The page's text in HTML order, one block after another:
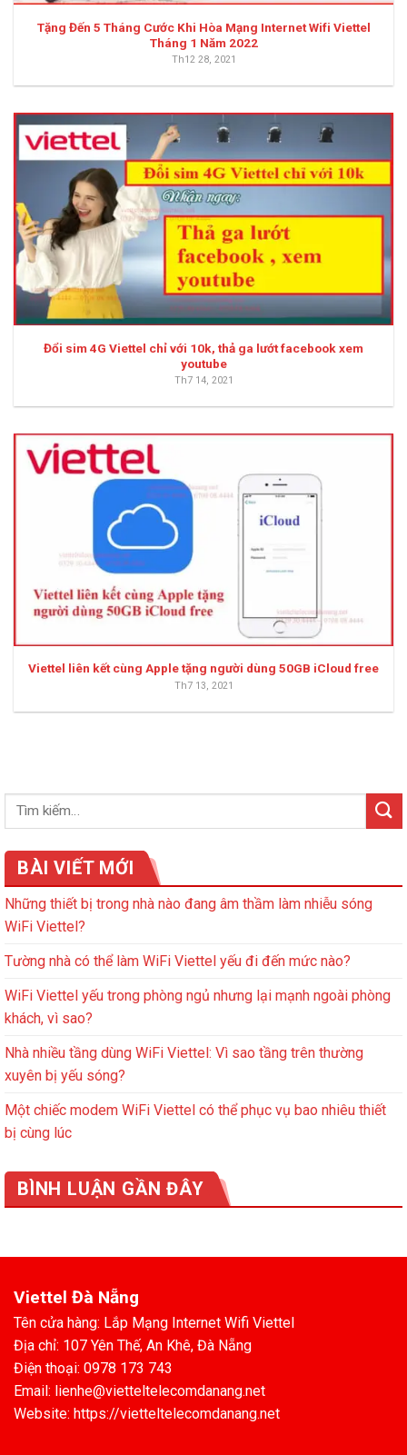
Tặng Đến 5 Tháng Cước Khi Hòa Mạng Internet Wifi Viettel
Tháng 1 Năm 2022
Th12 28, 2021
Đổi sim 4G Viettel chỉ với 10k, thả ga lướt facebook xem
youtube
Th7 14, 2021
Viettel liên kết cùng Apple tặng người dùng 50GB iCloud free
Th7 13, 2021
BÀI VIẾT MỚI
Những thiết bị trong nhà nào đang âm thầm làm nhiễu sóng
WiFi Viettel?
Tường nhà có thể làm WiFi Viettel yếu đi đến mức nào?
WiFi Viettel yếu trong phòng ngủ nhưng lại mạnh ngoài phòng
khách, vì sao?
Nhà nhiều tầng dùng WiFi Viettel: Vì sao tầng trên thường
xuyên bị yếu sóng?
Một chiếc modem WiFi Viettel có thể phục vụ bao nhiêu thiết
bị cùng lúc
BÌNH LUẬN GẦN ĐÂY
Viettel Đà Nẵng
Tên cửa hàng: Lắp Mạng Internet Wifi Viettel
Địa chỉ: 107 Yên Thế, An Khê, Đà Nẵng
Điện thoại: 0978 173 743
Email: lienhe@vietteltelecomdanang.net
Website: https://vietteltelecomdanang.net